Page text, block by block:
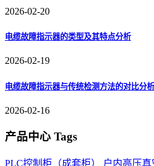
2026-02-20
电缆故障指示器的类型及其特点分析
2026-02-19
电缆故障指示器与传统检测方法的对比分析
2026-02-16
产品中心 Tags
PLC控制柜（成套柜） 户内高压真